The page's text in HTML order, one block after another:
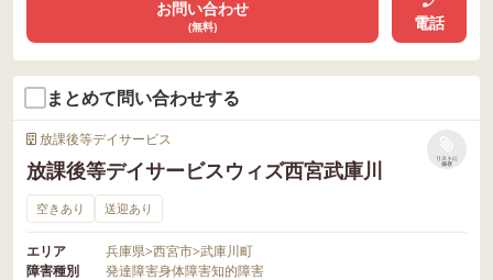
お問い合わせ
(無料) 電話
まとめて問い合わせする
放課後等デイサービス
放課後等デイサービスウィズ西宮武庫川
リストに
保存
空きあり 送迎あり
エリア 兵庫県>西宮市>武庫川町
障害種別
発達障害身体障害知的障害